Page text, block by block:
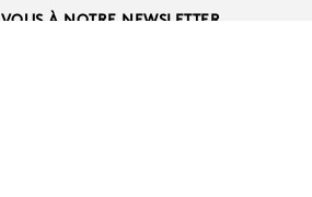
À NOTRE NEWSLETTER